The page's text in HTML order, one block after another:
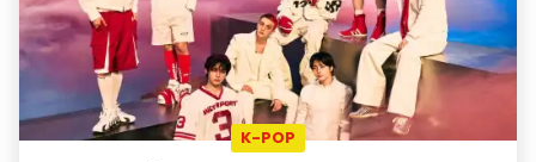
K-POP